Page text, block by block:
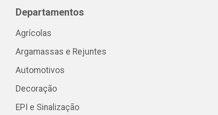
Departamentos
Agrícolas
Argamassas e Rejuntes
Automotivos
Decoração
EPI e Sinalização